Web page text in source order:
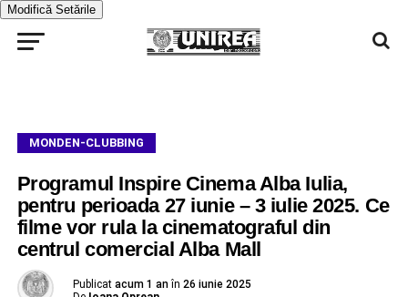
Modifică Setările
MONDEN-CLUBBING
Programul Inspire Cinema Alba Iulia,
pentru perioada 27 iunie – 3 iulie 2025. Ce
filme vor rula la cinematograful din
centrul comercial Alba Mall
Publicat acum 1 an în 26 iunie 2025